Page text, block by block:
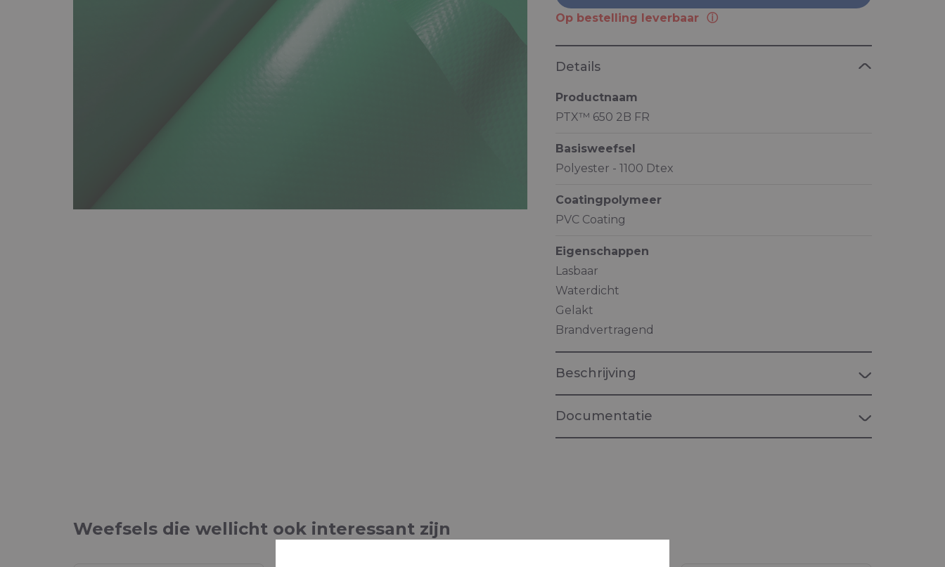
Op bestelling leverbaar
Details
Productnaam
PTX™ 650 2B FR
Basisweefsel
Polyester - 1100 Dtex
Coatingpolymeer
PVC Coating
Eigenschappen
Lasbaar
Waterdicht
Gelakt
Brandvertragend
Beschrijving
Documentatie
Weefsels die wellicht ook interessant zijn